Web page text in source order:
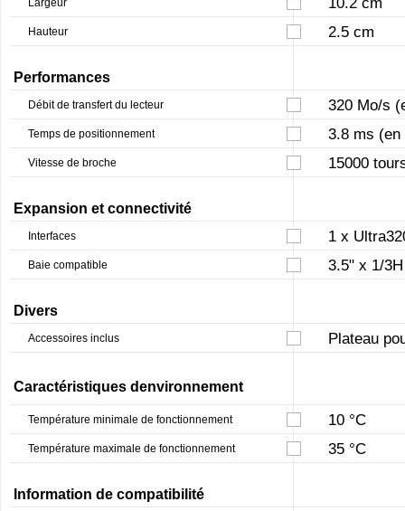
Hauteur 2.5 cm
Performances
Débit de transfert du lecteur 320 Mo/s
Temps de positionnement 3.8 ms
Vitesse de broche 15000
Expansion et connectivité
Interfaces 1 x
Baie compatible 3.5" x 1/3H
Divers
Accessoires inclus Plateau
Caractéristiques denvironnement
Température minimale de fonctionnement 10 °C
Température maximale de fonctionnement 35 °C
Information de compatibilité